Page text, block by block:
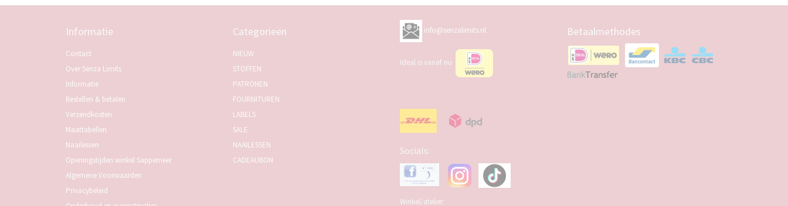
Informatie
Contact
Over Senza Limits
Informatie
Bestellen & betalen
Verzendkosten
Maattabellen
Naailessen
Openingstijden winkel Sappemeer
Algemene Voorwaarden
Privacybeleid
Categorieën
NIEUW
STOFFEN
PATRONEN
FOURNITUREN
LABELS
SALE
NAAILESSEN
CADEAUBON
info@senzalimits.nl
Ideal is vanaf nu
Socials:
Winkel/atelier:
Betaalmethodes